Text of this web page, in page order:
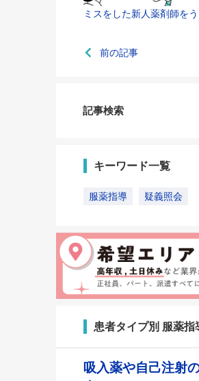
ミスをした新人薬剤師を
前の記事
記事検索
キーワード一覧
服薬指導 疑義照会
患者タイプ別 服薬指
吸入薬や自己注射